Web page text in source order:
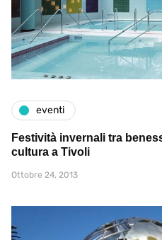
eventi
Festività invernali tra
cultura a Tivoli
Ottobre 24, 2013